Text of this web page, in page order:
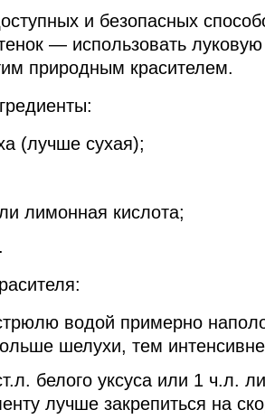
и безопасных
— использовать
природным красителем.
(лучше сухая);
лимонная кислота;
водой примерно
шелухи, тем
белого уксуса или 1 ч.л.
лучше закрепиться на